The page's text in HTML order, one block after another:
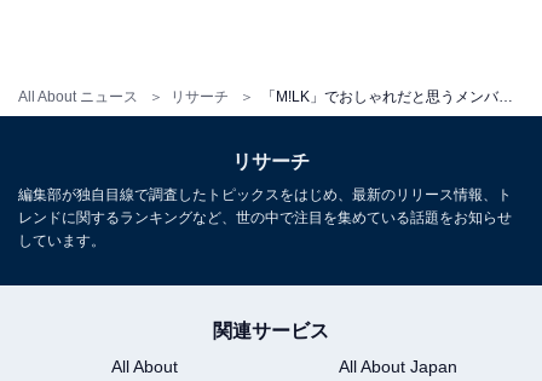
All About ニュース リサーチ 「M!LK」でおしゃれだと思うメンバーランキング！ 「佐野勇斗」を9票差で抑えた1位は？
5位までの全ランキング結果を見
る
リサーチ
編集部が独自目線で調査したトピックスをはじめ、最新のリリース情報、ト
レンドに関するランキングなど、世の中で注目を集めている話題をお知らせ
しています。
関連サービス
All About
All About Japan